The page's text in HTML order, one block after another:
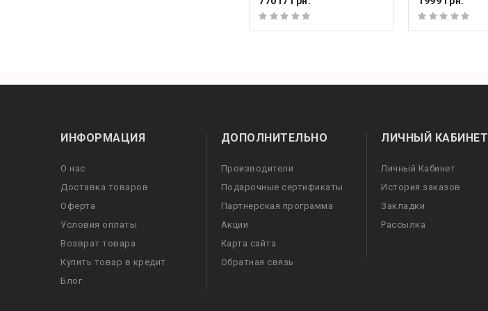
ИНФОРМАЦИЯ
О нас
Доставка товаров
Оферта
Условия оплаты
Возврат товара
Купить товар в кредит
Блог
ДОПОЛНИТЕЛЬНО
Производители
Подарочные сертификаты
Партнерская программа
Акции
Карта сайта
Обратная связь
ЛИЧНЫЙ КАБИНЕТ
Личный Кабинет
История заказов
Закладки
Рассылка